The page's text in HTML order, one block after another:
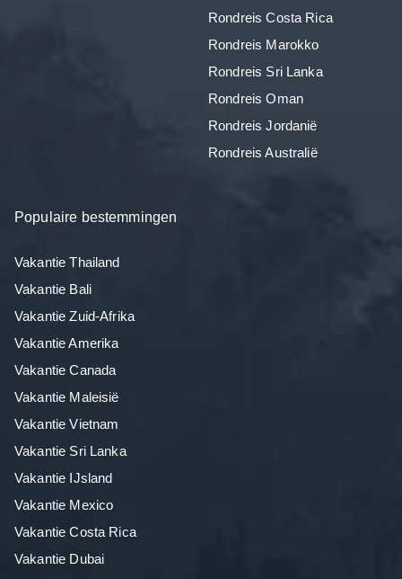
Rondreis Costa Rica
Rondreis Marokko
Rondreis Sri Lanka
Rondreis Oman
Rondreis Jordanië
Rondreis Australië
Populaire bestemmingen
Vakantie Thailand
Vakantie Bali
Vakantie Zuid-Afrika
Vakantie Amerika
Vakantie Canada
Vakantie Maleisië
Vakantie Vietnam
Vakantie Sri Lanka
Vakantie IJsland
Vakantie Mexico
Vakantie Costa Rica
Vakantie Dubai